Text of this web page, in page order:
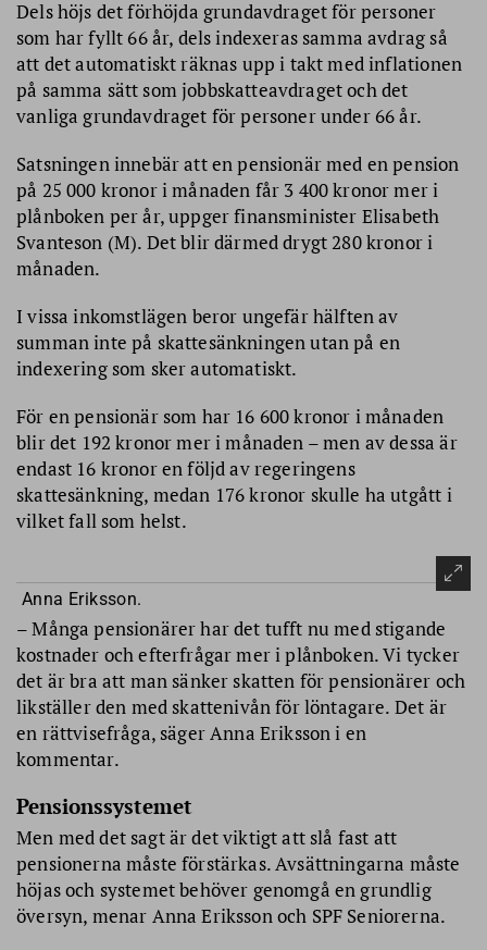
Dels höjs det förhöjda grundavdraget för personer
som har fyllt 66 år, dels indexeras samma avdrag så
att det automatiskt räknas upp i takt med inflationen
på samma sätt som jobbskatteavdraget och det
vanliga grundavdraget för personer under 66 år.
Satsningen innebär att en pensionär med en pension
på 25 000 kronor i månaden får 3 400 kronor mer i
plånboken per år, uppger finansminister Elisabeth
Svanteson (M). Det blir därmed drygt 280 kronor i
månaden.
I vissa inkomstlägen beror ungefär hälften av
summan inte på skattesänkningen utan på en
indexering som sker automatiskt.
För en pensionär som har 16 600 kronor i månaden
blir det 192 kronor mer i månaden – men av dessa är
endast 16 kronor en följd av regeringens
skattesänkning, medan 176 kronor skulle ha utgått i
vilket fall som helst.
Anna Eriksson.
– Många pensionärer har det tufft nu med stigande
kostnader och efterfrågar mer i plånboken. Vi tycker
det är bra att man sänker skatten för pensionärer och
likställer den med skattenivån för löntagare. Det är
en rättvisefråga, säger Anna Eriksson i en
kommentar.
Pensionssystemet
Men med det sagt är det viktigt att slå fast att
pensionerna måste förstärkas. Avsättningarna måste
höjas och systemet behöver genomgå en grundlig
översyn, menar Anna Eriksson och SPF Seniorerna.